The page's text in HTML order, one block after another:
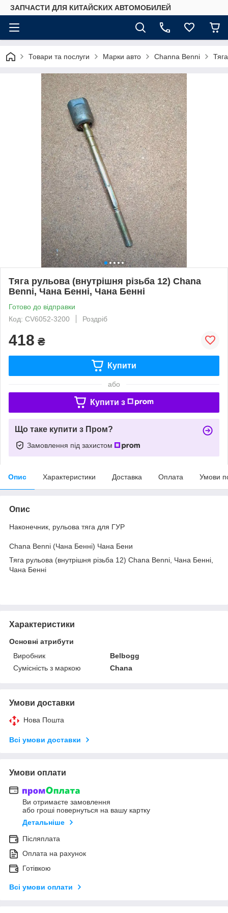
ЗАПЧАСТИ ДЛЯ КИТАЙСКИХ АВТОМОБИЛЕЙ
Товари та послуги Марки авто Сhannа Benni
Тяга рульова (внутрішня різьба 12) Chana
Benni, Чана Бенні, Чана Бенні
Готово до відправки
Код: CV6052-3200
Роздріб
418 ₴
Купити
або
Купити з
Що таке купити з Пром?
Замовлення під захистом
Опис Характеристики Доставка Оплата Умови
Опис
Наконечник, рульова тяга для ГУР
Chana Benni (Чана Бенні) Чана Бени
Тяга рульова (внутрішня різьба 12) Chana Benni, Чана Бенні,
Чана Бенні
Характеристики
Основні атрибути
Виробник
Belbogg
Сумісність з маркою
Chana
Умови доставки
Нова Пошта
Всі умови доставки
Умови оплати
Ви отримаєте замовлення
або гроші повернуться на вашу картку
Детальніше
Післяплата
Оплата на рахунок
Готівкою
Всі умови оплати